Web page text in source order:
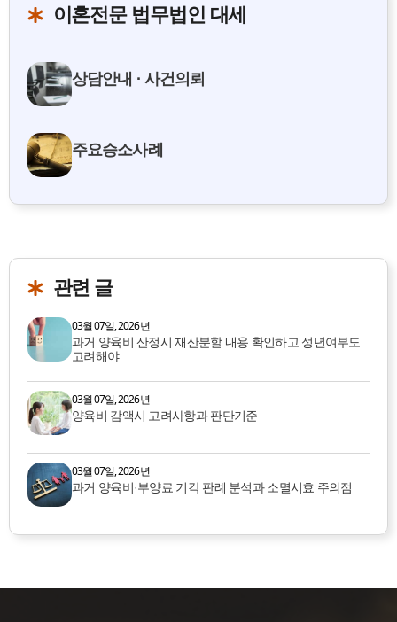
이혼전문 법무법인 대세
상담안내 · 사건의뢰
주요승소사례
관련 글
03월 07일, 2026년
과거 양육비 산정시 재산분할 내용 확인하고 성년여부도
고려해야
03월 07일, 2026년
양육비 감액시 고려사항과 판단기준
03월 07일, 2026년
과거 양육비·부양료 기각 판례 분석과 소멸시효 주의점